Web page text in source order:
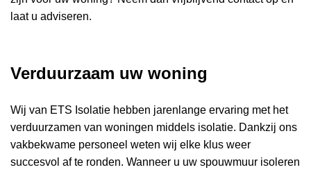
laat u adviseren.
Verduurzaam uw woning
Wij van ETS Isolatie hebben jarenlange ervaring met het
verduurzamen van woningen middels isolatie. Dankzij ons
vakbekwame personeel weten wij elke klus weer
succesvol af te ronden. Wanneer u uw spouwmuur isoleren